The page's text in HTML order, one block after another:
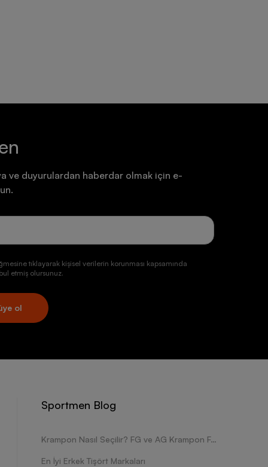
ve duyurulardan haberdar olmak için e-
tıklayarak kişisel verilerin korunması kapsamında
etmiş olursunuz.
ol
Sportmen Blog
Krampon Nasıl Seçilir? FG ve AG Krampon Farkları Nelerdir?
En İyi Erkek Tişört Markaları